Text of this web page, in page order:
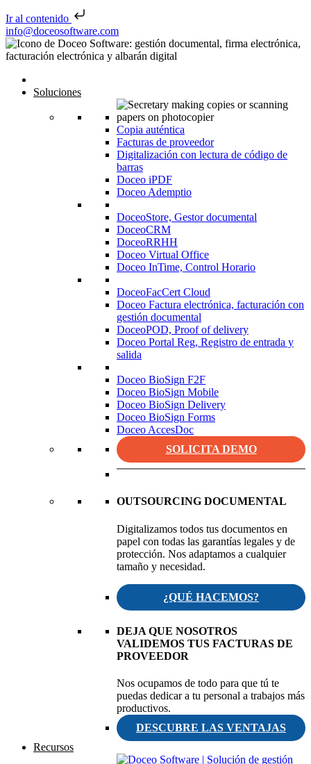
Ir al contenido
Saltar al contenido
info@doceosoftware.com
Soluciones
Copia auténtica
Facturas de proveedor
Digitalización con lectura de código de
barras
Doceo iPDF
Doceo Ademptio
DoceoStore, Gestor documental
DoceoCRM
DoceoRRHH
Doceo Virtual Office
Doceo InTime, Control Horario
DoceoFacCert Cloud
Doceo Factura electrónica, facturación con
gestión documental
DoceoPOD, Proof of delivery
Doceo Portal Reg, Registro de entrada y
salida
Doceo BioSign F2F
Doceo BioSign Mobile
Doceo BioSign Delivery
Doceo BioSign Forms
Doceo AccesDoc
SOLICITA DEMO
OUTSOURCING DOCUMENTAL
Digitalizamos todos tus documentos en
papel con todas las garantías legales y de
protección. Nos adaptamos a cualquier
tamaño y necesidad.
¿QUÉ HACEMOS?
DEJA QUE NOSOTROS
VALIDEMOS TUS FACTURAS DE
PROVEEDOR
Nos ocupamos de todo para que tú te
puedas dedicar a tu personal a trabajos más
productivos.
DESCUBRE LAS VENTAJAS
Recursos